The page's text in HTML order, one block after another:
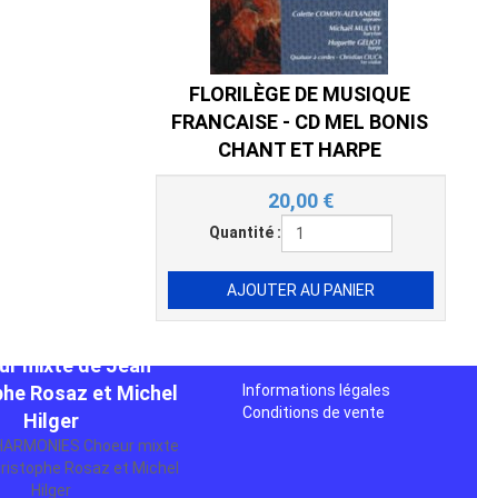
FLORILÈGE DE MUSIQUE
FRANCAISE - CD MEL BONIS
CHANT ET HARPE
20,00 €
Quantité :
Rosaz et Michel
Hilger
10,00 €
Informations légales
Conditions de vente